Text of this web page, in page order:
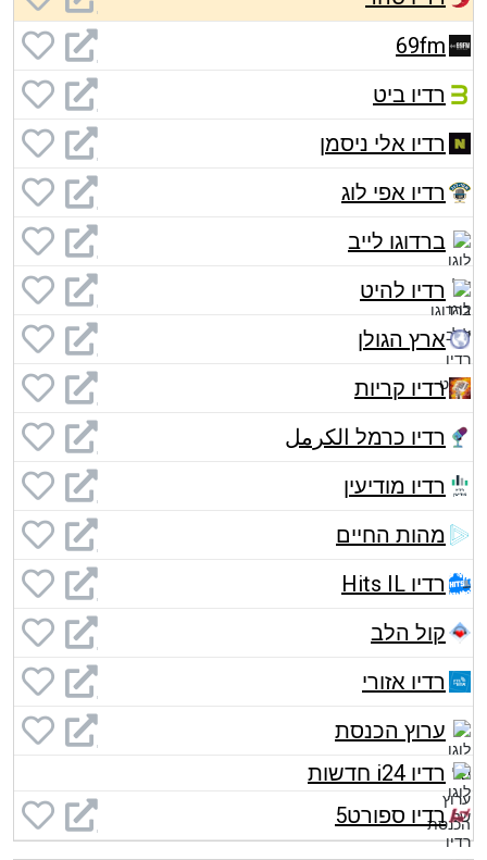
69fm
רדיו ביט
רדיו אלי ניסמן
רדיו אפי לוג
ברדוגו לייב
רדיו להיט
ארץ הגולן
רדיו קריות
רדיו כרמל الكرمل
רדיו מודיעין
מהות החיים
רדיו Hits IL
קול הלב
רדיו אזורי
ערוץ הכנסת
רדיו i24 חדשות
רדיו ספורט5